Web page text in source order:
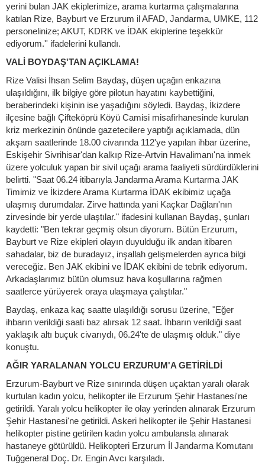
yerini bulan JAK ekiplerimize, arama kurtarma çalışmalarına
katılan Rize, Bayburt ve Erzurum il AFAD, Jandarma, UMKE, 112
personelinize; AKUT, KDRK ve İDAK ekiplerine teşekkür
ediyorum.'' ifadelerini kullandı.
VALİ BOYDAŞ'TAN AÇIKLAMA!
Rize Valisi İhsan Selim Baydaş, düşen uçağın enkazına
ulaşıldığını, ilk bilgiye göre pilotun hayatını kaybettiğini,
beraberindeki kişinin ise yaşadığını söyledi. Baydaş, İkizdere
ilçesine bağlı Çifteköprü Köyü Camisi misafirhanesinde kurulan
kriz merkezinin önünde gazetecilere yaptığı açıklamada, dün
akşam saatlerinde 18.00 civarında 112'ye yapılan ihbar üzerine,
Eskişehir Sivrihisar'dan kalkıp Rize-Artvin Havalimanı'na inmek
üzere yolculuk yapan bir sivil uçağı arama faaliyeti sürdürdüklerini
belirtti. "Saat 06.24 itibarıyla Jandarma Arama Kurtarma JAK
Timimiz ve İkizdere Arama Kurtarma İDAK ekibimiz uçağa
ulaşmış durumdalar. Zirve hattında yani Kaçkar Dağları'nın
zirvesinde bir yerde ulaştılar." ifadesini kullanan Baydaş, şunları
kaydetti: "Ben tekrar geçmiş olsun diyorum. Bütün Erzurum,
Bayburt ve Rize ekipleri olayın duyulduğu ilk andan itibaren
sahadalar, biz de buradayız, inşallah gelişmelerden ayrıca bilgi
vereceğiz. Ben JAK ekibini ve İDAK ekibini de tebrik ediyorum.
Arkadaşlarımız bütün olumsuz hava koşullarına rağmen
saatlerce yürüyerek oraya ulaşmaya çalıştılar."
Baydaş, enkaza kaç saatte ulaşıldığı sorusu üzerine, "Eğer
ihbarın verildiği saati baz alırsak 12 saat. İhbarın verildiği saat
yaklaşık altı buçuk civarıydı, 06.24'te de ulaşmış olduk." diye
konuştu.
AĞIR YARALANAN YOLCU ERZURUM'A GETİRİLDİ
Erzurum-Bayburt ve Rize sınırında düşen uçaktan yaralı olarak
kurtulan kadın yolcu, helikopter ile Erzurum Şehir Hastanesi'ne
getirildi. Yaralı yolcu helikopter ile olay yerinden alınarak Erzurum
Şehir Hastanesi'ne getirildi. Askeri helikopter ile Şehir Hastanesi
helikopter pistine getirilen kadın yolcu ambulansla alınarak
hastaneye götürüldü. Helikopteri Erzurum İl Jandarma Komutanı
Tuğgeneral Doç. Dr. Engin Avcı karşıladı.